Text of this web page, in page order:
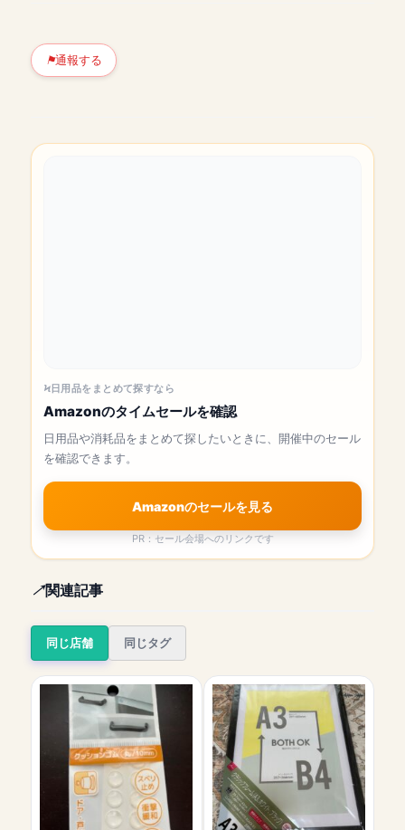
通報する
日用品をまとめて探すなら
Amazonのタイムセールを確認
日用品や消耗品をまとめて探したいときに、開催中のセール
を確認できます。
Amazonのセールを見る
PR：セール会場へのリンクです
関連記事
同じ店舗 同じタグ